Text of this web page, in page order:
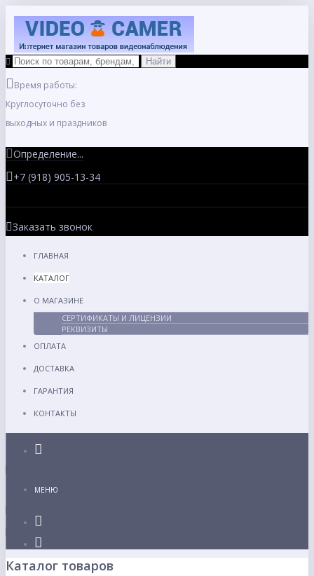
Время работы:
Круглосуточно без
выходных и праздников
Определение...
+7 (918) 905-13-34
Заказать звонок
ГЛАВНАЯ
КАТАЛОГ
О МАГАЗИНЕ
СЕРТИФИКАТЫ И ЛИЦЕНЗИИ
РЕКВИЗИТЫ
ОПЛАТА
ДОСТАВКА
ГАРАНТИЯ
КОНТАКТЫ
МЕНЮ
Каталог товаров